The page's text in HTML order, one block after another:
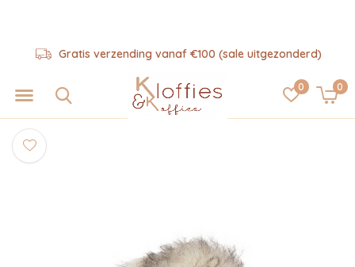
0 0
Gratis verzending vanaf €100 (sale uitgezonderd)